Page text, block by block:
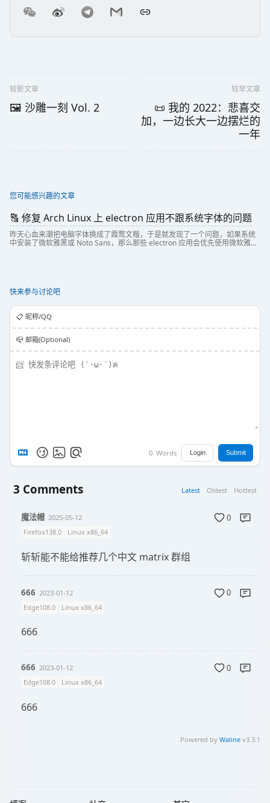
较新文章
🖼️ 沙雕一刻 Vol. 2
较早文章
📜 我的 2022：悲喜交
加，一边长大一边摆烂的
一年
您可能感兴趣的文章
🔠 修复 Arch Linux 上 electron 应用不跟系统字体的问题
昨天心血来潮把电脑字体换成了霞鹜文楷，于是就发现了一个问题，如果系统
中安装了微软雅黑或 Noto Sans，那么那些 electron 应用会优先使用微软雅黑
快来参与讨论吧
📋️ 昵称/QQ
📪 邮箱(Optional)
0 Words Login Submit
3 Comments Latest Oldest Hottest
魔法帽 2025-05-12
0
Firefox138.0
Linux x86_64
斩斩能不能给推荐几个中文 matrix 群组
666 2023-01-12
0
Edge108.0
Linux x86_64
666
666 2023-01-12
0
Edge108.0
Linux x86_64
666
Powered by Waline v3.3.1